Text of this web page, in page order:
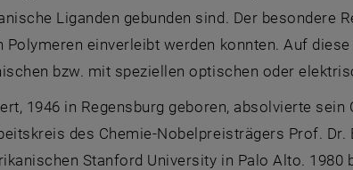
Liganden gebunden sind. Der besondere
einverleibt werden konnten. Auf
bzw. mit speziellen optischen oder
1946 in Regensburg geboren, absolvierte
des Chemie-Nobelpreisträgers Prof. Dr.
Stanford University in Palo Alto.